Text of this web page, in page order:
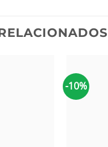
-10%